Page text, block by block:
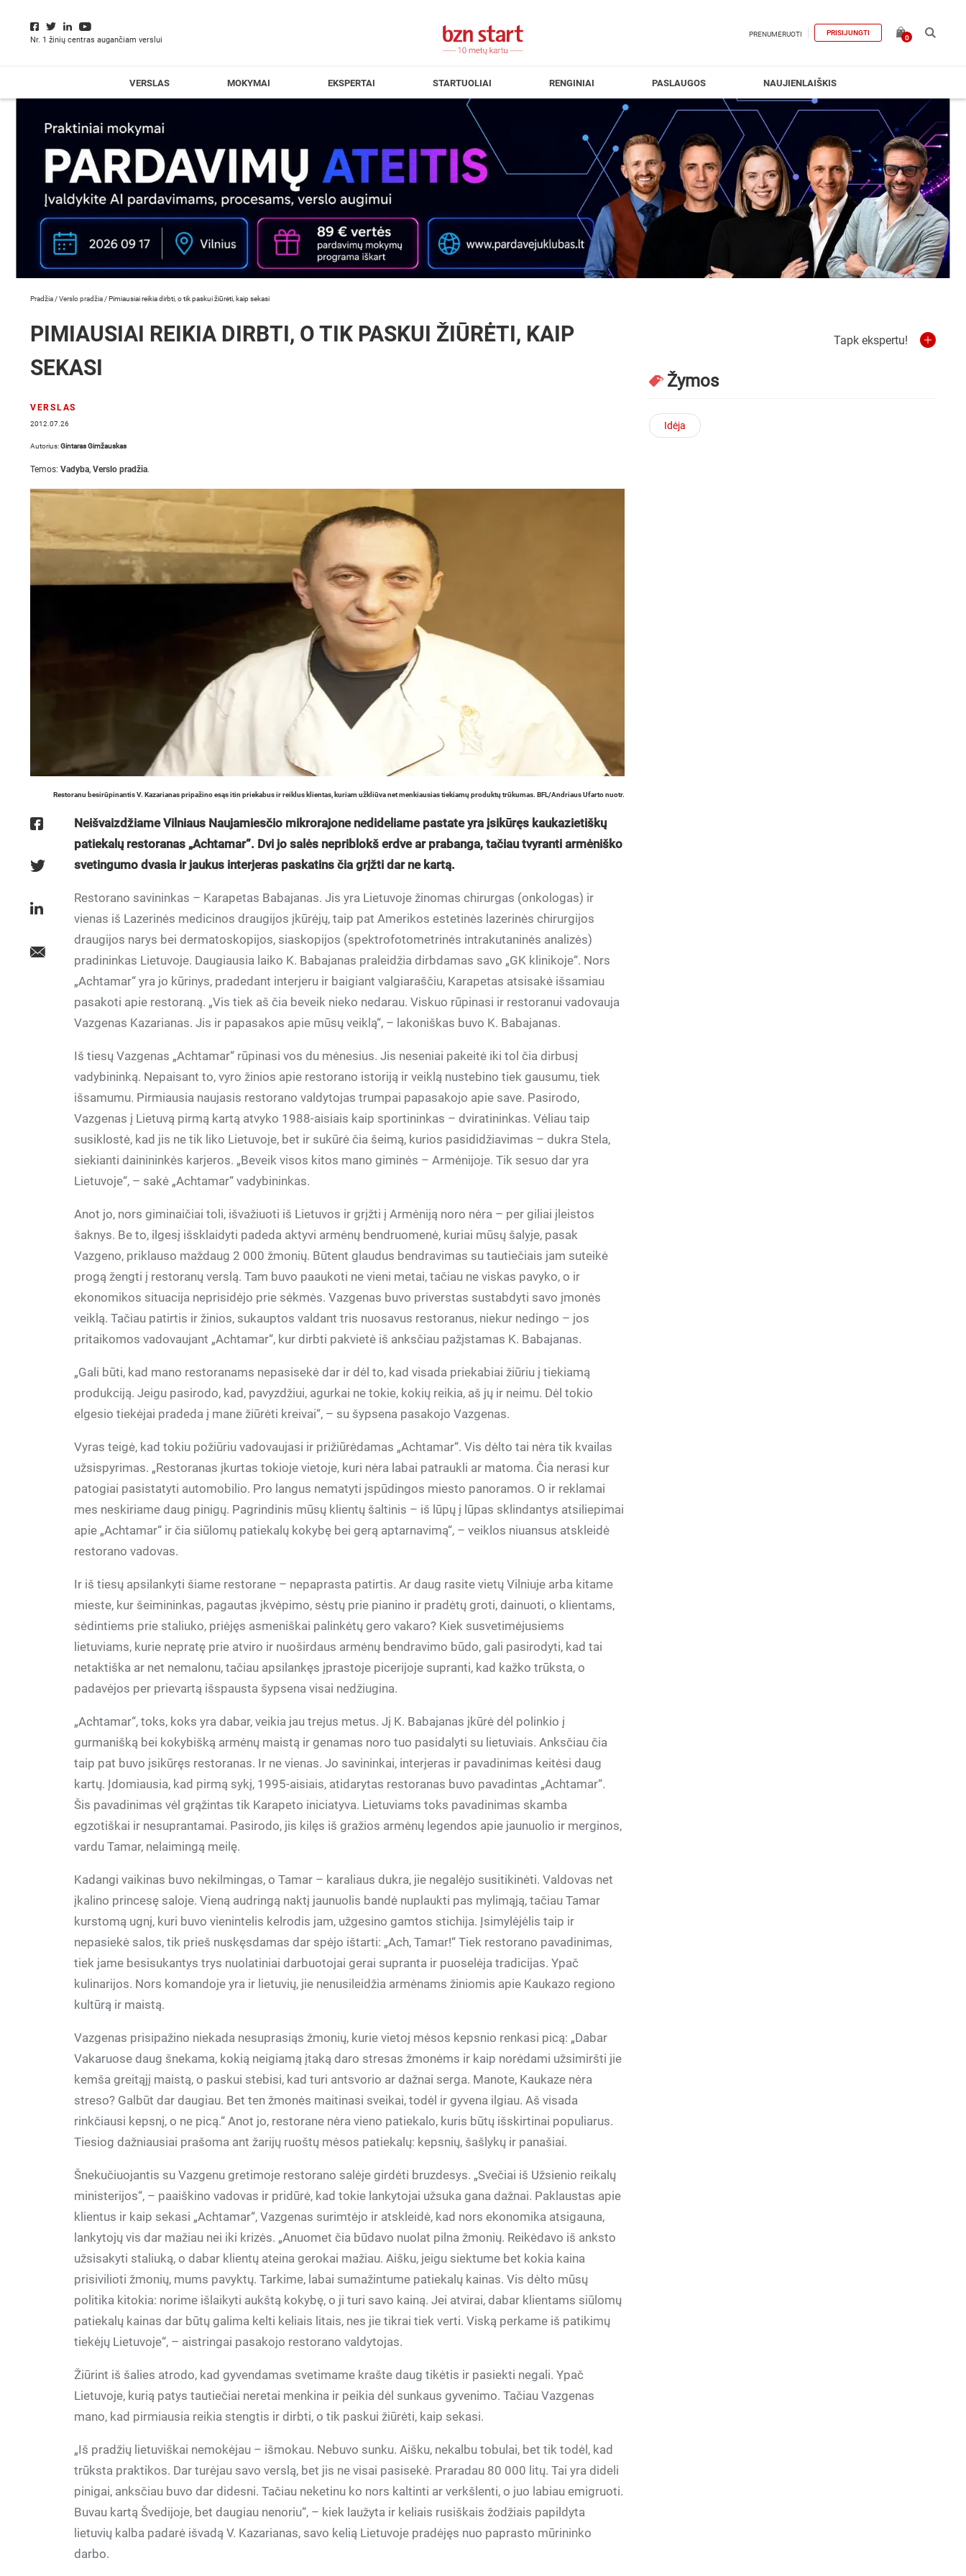
Nr. 1 žinių centras augančiam verslui
PRENUMERUOTI PRISIJUNGTI
0
VERSLAS MOKYMAI EKSPERTAI STARTUOLIAI RENGINIAI PASLAUGOS NAUJIENLAIŠKIS
Pradžia /Verslo pradžia /Pimiausiai reikia dirbti, o tik paskui žiūrėti, kaip sekasi
PIMIAUSIAI REIKIA DIRBTI, O TIK PASKUI ŽIŪRĖTI, KAIP
SEKASI
VERSLAS
2012.07.26
Autorius:Gintaras Gimžauskas
Temos: Vadyba, Verslo pradžia.
Restoranu besirūpinantis V. Kazarianas pripažino esąs itin priekabus ir reiklus klientas, kuriam užkliūva net menkiausias tiekiamų produktų trūkumas. BFL/Andriaus Ufarto nuotr.
Neišvaizdžiame Vilniaus Naujamiesčio mikrorajone nedideliame pastate yra įsikūręs kaukazietiškų
patiekalų restoranas „Achtamar“. Dvi jo salės nepriblokš erdve ar prabanga, tačiau tvyranti armėniško
svetingumo dvasia ir jaukus interjeras paskatins čia grįžti dar ne kartą.
Restorano savininkas – Karapetas Babajanas. Jis yra Lietuvoje žinomas chirurgas (onkologas) ir
vienas iš Lazerinės medicinos draugijos įkūrėjų, taip pat Amerikos estetinės lazerinės chirurgijos
draugijos narys bei dermatoskopijos, siaskopijos (spektrofotometrinės intrakutaninės analizės)
pradininkas Lietuvoje. Daugiausia laiko K. Babajanas praleidžia dirbdamas savo „GK klinikoje“. Nors
„Achtamar“ yra jo kūrinys, pradedant interjeru ir baigiant valgiaraščiu, Karapetas atsisakė išsamiau
pasakoti apie restoraną. „Vis tiek aš čia beveik nieko nedarau. Viskuo rūpinasi ir restoranui vadovauja
Vazgenas Kazarianas. Jis ir papasakos apie mūsų veiklą“, – lakoniškas buvo K. Babajanas.
Iš tiesų Vazgenas „Achtamar“ rūpinasi vos du mėnesius. Jis neseniai pakeitė iki tol čia dirbusį
vadybininką. Nepaisant to, vyro žinios apie restorano istoriją ir veiklą nustebino tiek gausumu, tiek
išsamumu. Pirmiausia naujasis restorano valdytojas trumpai papasakojo apie save. Pasirodo,
Vazgenas į Lietuvą pirmą kartą atvyko 1988-aisiais kaip sportininkas – dviratininkas. Vėliau taip
susiklostė, kad jis ne tik liko Lietuvoje, bet ir sukūrė čia šeimą, kurios pasididžiavimas – dukra Stela,
siekianti dainininkės karjeros. „Beveik visos kitos mano giminės – Armėnijoje. Tik sesuo dar yra
Lietuvoje“, – sakė „Achtamar“ vadybininkas.
Anot jo, nors giminaičiai toli, išvažiuoti iš Lietuvos ir grįžti į Armėniją noro nėra – per giliai įleistos
šaknys. Be to, ilgesį išsklaidyti padeda aktyvi armėnų bendruomenė, kuriai mūsų šalyje, pasak
Vazgeno, priklauso maždaug 2 000 žmonių. Būtent glaudus bendravimas su tautiečiais jam suteikė
progą žengti į restoranų verslą. Tam buvo paaukoti ne vieni metai, tačiau ne viskas pavyko, o ir
ekonomikos situacija neprisidėjo prie sėkmės. Vazgenas buvo priverstas sustabdyti savo įmonės
veiklą. Tačiau patirtis ir žinios, sukauptos valdant tris nuosavus restoranus, niekur nedingo – jos
pritaikomos vadovaujant „Achtamar“, kur dirbti pakvietė iš anksčiau pažįstamas K. Babajanas.
„Gali būti, kad mano restoranams nepasisekė dar ir dėl to, kad visada priekabiai žiūriu į tiekiamą
produkciją. Jeigu pasirodo, kad, pavyzdžiui, agurkai ne tokie, kokių reikia, aš jų ir neimu. Dėl tokio
elgesio tiekėjai pradeda į mane žiūrėti kreivai“, – su šypsena pasakojo Vazgenas.
Vyras teigė, kad tokiu požiūriu vadovaujasi ir prižiūrėdamas „Achtamar“. Vis dėlto tai nėra tik kvailas
užsispyrimas. „Restoranas įkurtas tokioje vietoje, kuri nėra labai patraukli ar matoma. Čia nerasi kur
patogiai pasistatyti automobilio. Pro langus nematyti įspūdingos miesto panoramos. O ir reklamai
mes neskiriame daug pinigų. Pagrindinis mūsų klientų šaltinis – iš lūpų į lūpas sklindantys atsiliepimai
apie „Achtamar“ ir čia siūlomų patiekalų kokybę bei gerą aptarnavimą“, – veiklos niuansus atskleidė
restorano vadovas.
Ir iš tiesų apsilankyti šiame restorane – nepaprasta patirtis. Ar daug rasite vietų Vilniuje arba kitame
mieste, kur šeimininkas, pagautas įkvėpimo, sėstų prie pianino ir pradėtų groti, dainuoti, o klientams,
sėdintiems prie staliuko, priėjęs asmeniškai palinkėtų gero vakaro? Kiek susvetimėjusiems
lietuviams, kurie nepratę prie atviro ir nuoširdaus armėnų bendravimo būdo, gali pasirodyti, kad tai
netaktiška ar net nemalonu, tačiau apsilankęs įprastoje picerijoje supranti, kad kažko trūksta, o
padavėjos per prievartą išspausta šypsena visai nedžiugina.
„Achtamar“, toks, koks yra dabar, veikia jau trejus metus. Jį K. Babajanas įkūrė dėl polinkio į
gurmanišką bei kokybišką armėnų maistą ir genamas noro tuo pasidalyti su lietuviais. Anksčiau čia
taip pat buvo įsikūręs restoranas. Ir ne vienas. Jo savininkai, interjeras ir pavadinimas keitėsi daug
kartų. Įdomiausia, kad pirmą sykį, 1995-aisiais, atidarytas restoranas buvo pavadintas „Achtamar“.
Šis pavadinimas vėl grąžintas tik Karapeto iniciatyva. Lietuviams toks pavadinimas skamba
egzotiškai ir nesuprantamai. Pasirodo, jis kilęs iš gražios armėnų legendos apie jaunuolio ir merginos,
vardu Tamar, nelaimingą meilę.
Kadangi vaikinas buvo nekilmingas, o Tamar – karaliaus dukra, jie negalėjo susitikinėti. Valdovas net
įkalino princesę saloje. Vieną audringą naktį jaunuolis bandė nuplaukti pas mylimąją, tačiau Tamar
kurstomą ugnį, kuri buvo vienintelis kelrodis jam, užgesino gamtos stichija. Įsimylėjėlis taip ir
nepasiekė salos, tik prieš nuskęsdamas dar spėjo ištarti: „Ach, Tamar!“ Tiek restorano pavadinimas,
tiek jame besisukantys trys nuolatiniai darbuotojai gerai supranta ir puoselėja tradicijas. Ypač
kulinarijos. Nors komandoje yra ir lietuvių, jie nenusileidžia armėnams žiniomis apie Kaukazo regiono
kultūrą ir maistą.
Vazgenas prisipažino niekada nesuprasiąs žmonių, kurie vietoj mėsos kepsnio renkasi picą: „Dabar
Vakaruose daug šnekama, kokią neigiamą įtaką daro stresas žmonėms ir kaip norėdami užsimiršti jie
kemša greitąjį maistą, o paskui stebisi, kad turi antsvorio ar dažnai serga. Manote, Kaukaze nėra
streso? Galbūt dar daugiau. Bet ten žmonės maitinasi sveikai, todėl ir gyvena ilgiau. Aš visada
rinkčiausi kepsnį, o ne picą.“ Anot jo, restorane nėra vieno patiekalo, kuris būtų išskirtinai populiarus.
Tiesiog dažniausiai prašoma ant žarijų ruoštų mėsos patiekalų: kepsnių, šašlykų ir panašiai.
Šnekučiuojantis su Vazgenu gretimoje restorano salėje girdėti bruzdesys. „Svečiai iš Užsienio reikalų
ministerijos“, – paaiškino vadovas ir pridūrė, kad tokie lankytojai užsuka gana dažnai. Paklaustas apie
klientus ir kaip sekasi „Achtamar“, Vazgenas surimtėjo ir atskleidė, kad nors ekonomika atsigauna,
lankytojų vis dar mažiau nei iki krizės. „Anuomet čia būdavo nuolat pilna žmonių. Reikėdavo iš anksto
užsisakyti staliuką, o dabar klientų ateina gerokai mažiau. Aišku, jeigu siektume bet kokia kaina
prisivilioti žmonių, mums pavyktų. Tarkime, labai sumažintume patiekalų kainas. Vis dėlto mūsų
politika kitokia: norime išlaikyti aukštą kokybę, o ji turi savo kainą. Jei atvirai, dabar klientams siūlomų
patiekalų kainas dar būtų galima kelti keliais litais, nes jie tikrai tiek verti. Viską perkame iš patikimų
tiekėjų Lietuvoje“, – aist­ringai pasakojo restorano valdytojas.
Žiūrint iš šalies atrodo, kad gyvendamas svetimame krašte daug tikėtis ir pasiekti negali. Ypač
Lietuvoje, kurią patys tautiečiai neretai menkina ir peikia dėl sunkaus gyvenimo. Tačiau Vazgenas
mano, kad pirmiausia reikia stengtis ir dirbti, o tik paskui žiūrėti, kaip sekasi.
„Iš pradžių lietuviškai nemokėjau – išmokau. Nebuvo sunku. Aišku, nekalbu tobulai, bet tik todėl, kad
trūksta praktikos. Dar turėjau savo verslą, bet jis ne visai pasisekė. Praradau 80 000 litų. Tai yra dideli
pinigai, anksčiau buvo dar didesni. Tačiau neketinu ko nors kaltinti ar verkšlenti, o juo labiau emigruoti.
Buvau kartą Švedijoje, bet daugiau nenoriu“, – kiek laužyta ir keliais rusiškais žodžiais papildyta
lietuvių kalba padarė išvadą V. Kazarianas, savo kelią Lietuvoje pradėjęs nuo paprasto mūrininko
darbo.
Tapk ekspertu!
Žymos
Idėja